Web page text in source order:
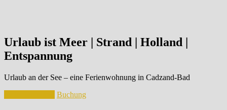
Urlaub ist Meer | Strand | Holland |
Entspannung
Urlaub an der See – eine Ferienwohnung in Cadzand-Bad
Buchung